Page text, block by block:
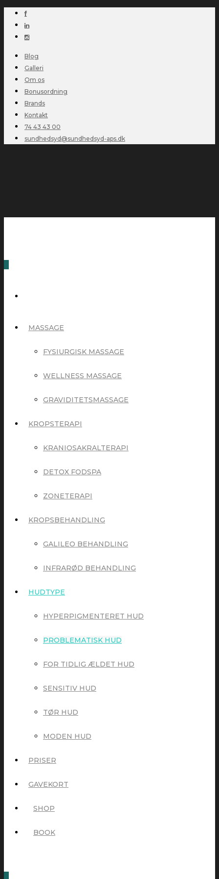
Blog
Galleri
Om os
Bonusordning
Brands
Kontakt
74 43 43 00
sundhedsyd@sundhedsyd-aps.dk
MASSAGE
FYSIURGISK MASSAGE
WELLNESS MASSAGE
GRAVIDITETSMASSAGE
KROPSTERAPI
KRANIOSAKRALTERAPI
DETOX FODSPA
ZONETERAPI
KROPSBEHANDLING
GALILEO BEHANDLING
INFRARØD BEHANDLING
HUDTYPE
HYPERPIGMENTERET HUD
PROBLEMATISK HUD
FOR TIDLIG ÆLDET HUD
SENSITIV HUD
TØR HUD
MODEN HUD
PRISER
GAVEKORT
SHOP
BOOK